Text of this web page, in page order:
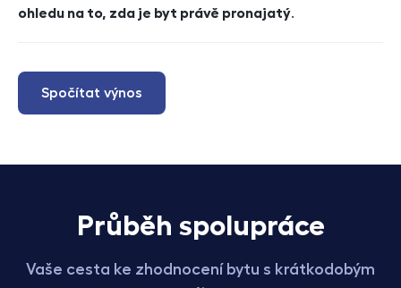
ohledu na to, zda je byt právě pronajatý.
Spočítat výnos
Průběh spolupráce
Vaše cesta ke zhodnocení bytu s krátkodobým